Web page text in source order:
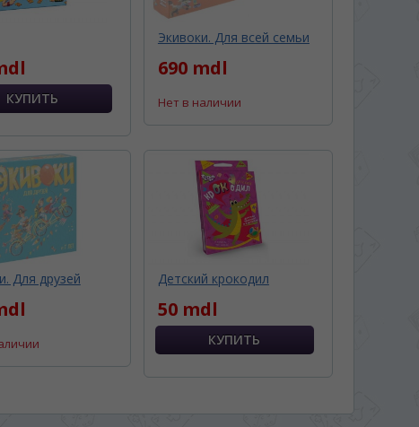
Экивоки. Для всей семьи
690 mdl
Нет в наличии
Для друзей Детский крокодил
50 mdl